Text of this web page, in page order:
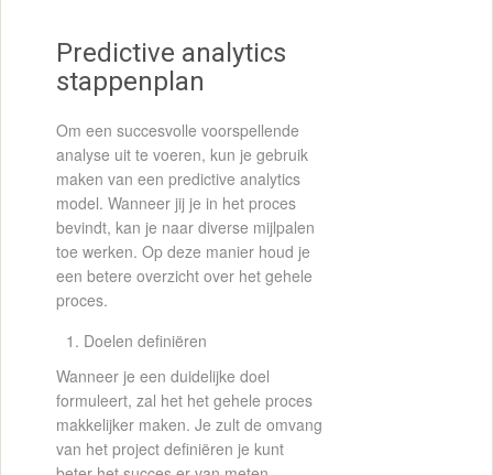
Predictive analytics
stappenplan
Om een succesvolle voorspellende
analyse uit te voeren, kun je gebruik
maken van een predictive analytics
model. Wanneer jij je in het proces
bevindt, kan je naar diverse mijlpalen
toe werken. Op deze manier houd je
een betere overzicht over het gehele
proces.
Doelen definiëren
Wanneer je een duidelijke doel
formuleert, zal het het gehele proces
makkelijker maken. Je zult de omvang
van het project definiëren je kunt